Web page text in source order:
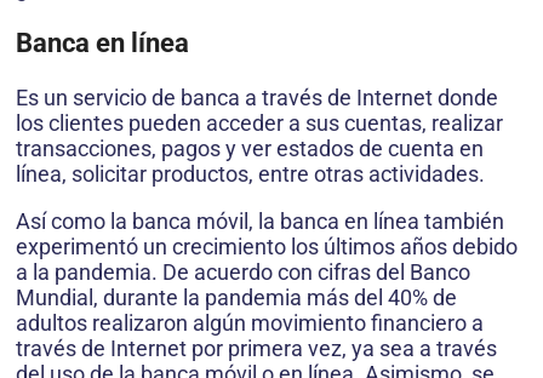
Banca en línea
Es un servicio de banca a través de Internet donde
los clientes pueden acceder a sus cuentas, realizar
transacciones, pagos y ver estados de cuenta en
línea, solicitar productos, entre otras actividades.
Así como la banca móvil, la banca en línea también
experimentó un crecimiento los últimos años debido
a la pandemia. De acuerdo con cifras del Banco
Mundial, durante la pandemia más del 40% de
adultos realizaron algún movimiento financiero a
través de Internet por primera vez, ya sea a través